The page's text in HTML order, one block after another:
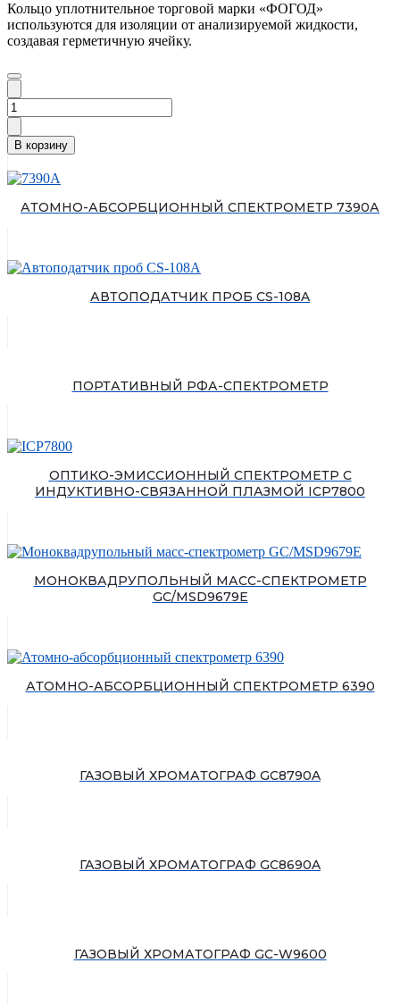
Кольцо уплотнительное торговой марки «ФОГОД»
используются для изоляции от анализируемой жидкости,
создавая герметичную ячейку.
Количество
товара
Кольцо
уплотнительное
F50-
6832
В корзину
АТОМНО-АБСОРБЦИОННЫЙ СПЕКТРОМЕТР 7390А
АВТОПОДАТЧИК ПРОБ CS-108A
ПОРТАТИВНЫЙ РФА-СПЕКТРОМЕТР
ОПТИКО-ЭМИССИОННЫЙ СПЕКТРОМЕТР С
ИНДУКТИВНО-СВЯЗАННОЙ ПЛАЗМОЙ ICP7800
МОНОКВАДРУПОЛЬНЫЙ МАСС-СПЕКТРОМЕТР
GC/MSD9679E
АТОМНО-АБСОРБЦИОННЫЙ СПЕКТРОМЕТР 6390
ГАЗОВЫЙ ХРОМАТОГРАФ GC8790A
ГАЗОВЫЙ ХРОМАТОГРАФ GC8690A
ГАЗОВЫЙ ХРОМАТОГРАФ GC-W9600